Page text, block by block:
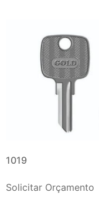
1019
Solicitar Orçamento